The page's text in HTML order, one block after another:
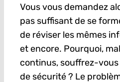
Vous vous demandez
pas suffisant de se
de réviser les mêmes
et encore. Pourquoi,
continus, souffrez-
de sécurité ? Le